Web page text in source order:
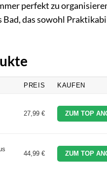
perfekt zu
das sowohl
PREIS KAUFEN
27,99 € ZUM TOP
44,99 € ZUM TOP